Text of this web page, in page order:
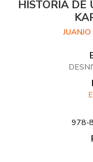
HISTORIA DE
978-